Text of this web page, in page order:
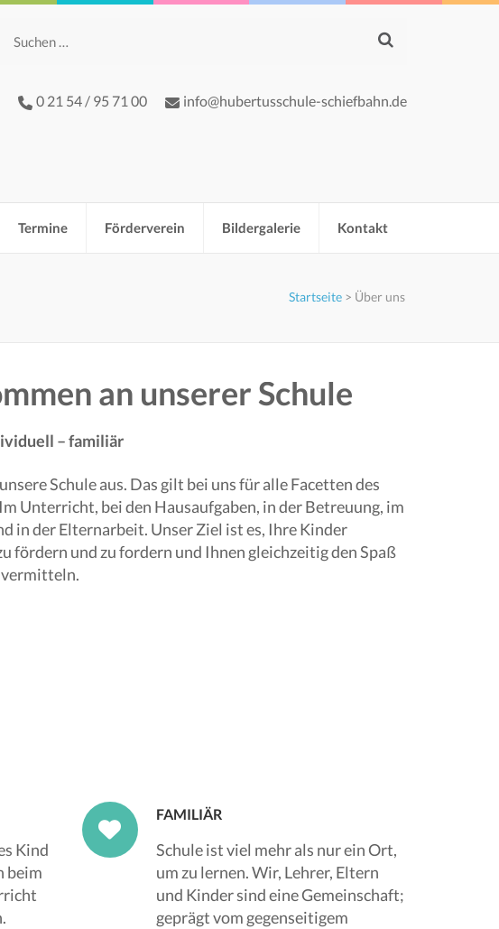
Suchen
0 21 54 / 95 71 00 info@hubertusschule-schiefbahn.de
Termine Förderverein Bildergalerie Kontakt
Startseite > Über uns
an unserer Schule
– familiär
Schule aus. Das gilt bei uns für alle Facetten des
Unterricht, bei den Hausaufgaben, in der Betreuung, im
in der Elternarbeit. Unser Ziel ist es, Ihre Kinder
fördern und zu fordern und Ihnen gleichzeitig den Spaß
vermitteln.
Kind
beim
FAMILIÄR
Schule ist viel mehr als nur ein Ort,
um zu lernen. Wir, Lehrer, Eltern
und Kinder sind eine Gemeinschaft;
geprägt vom gegenseitigem